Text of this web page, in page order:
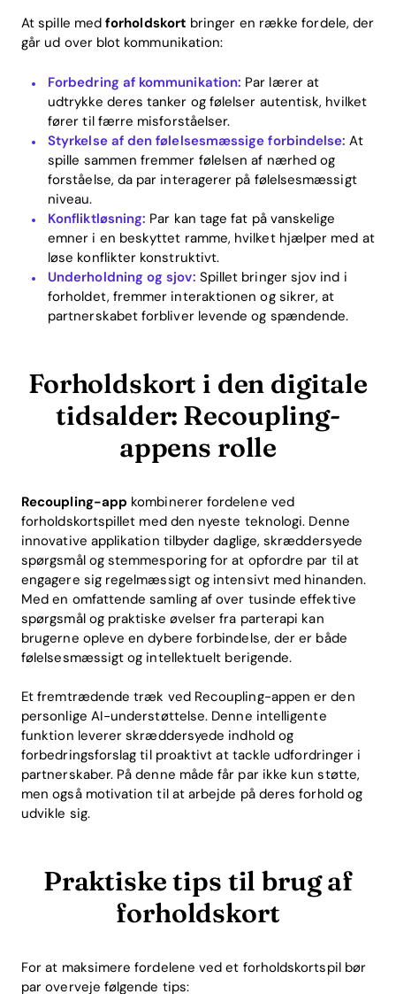
At spille medforholdskort bringer en række fordele, der
går ud over blot kommunikation:
Forbedring af kommunikation: Par lærer at
udtrykke deres tanker og følelser autentisk, hvilket
fører til færre misforståelser.
Styrkelse af den følelsesmæssige forbindelse: At
spille sammen fremmer følelsen af nærhed og
forståelse, da par interagerer på følelsesmæssigt
niveau.
Konfliktløsning: Par kan tage fat på vanskelige
emner i en beskyttet ramme, hvilket hjælper med at
løse konflikter konstruktivt.
Underholdning og sjov: Spillet bringer sjov ind i
forholdet, fremmer interaktionen og sikrer, at
partnerskabet forbliver levende og spændende.
Forholdskort i den digitale
tidsalder: Recoupling-
appens rolle
Recoupling-app kombinerer fordelene ved
forholdskortspillet med den nyeste teknologi. Denne
innovative applikation tilbyder daglige, skræddersyede
spørgsmål og stemmesporing for at opfordre par til at
engagere sig regelmæssigt og intensivt med hinanden.
Med en omfattende samling af over tusinde effektive
spørgsmål og praktiske øvelser fra parterapi kan
brugerne opleve en dybere forbindelse, der er både
følelsesmæssigt og intellektuelt berigende.
Et fremtrædende træk ved Recoupling-appen er den
personlige AI-understøttelse. Denne intelligente
funktion leverer skræddersyede indhold og
forbedringsforslag til proaktivt at tackle udfordringer i
partnerskaber. På denne måde får par ikke kun støtte,
men også motivation til at arbejde på deres forhold og
udvikle sig.
Praktiske tips til brug af
forholdskort
For at maksimere fordelene ved et forholdskortspil bør
par overveje følgende tips: